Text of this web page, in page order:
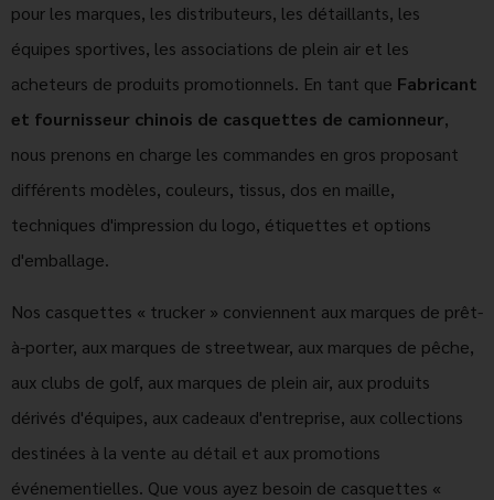
pour les marques, les distributeurs, les détaillants, les
équipes sportives, les associations de plein air et les
acheteurs de produits promotionnels. En tant que Fabricant
et fournisseur chinois de casquettes de camionneur,
nous prenons en charge les commandes en gros proposant
différents modèles, couleurs, tissus, dos en maille,
techniques d'impression du logo, étiquettes et options
d'emballage.
Nos casquettes « trucker » conviennent aux marques de prêt-
à-porter, aux marques de streetwear, aux marques de pêche,
aux clubs de golf, aux marques de plein air, aux produits
dérivés d'équipes, aux cadeaux d'entreprise, aux collections
destinées à la vente au détail et aux promotions
événementielles. Que vous ayez besoin de casquettes «